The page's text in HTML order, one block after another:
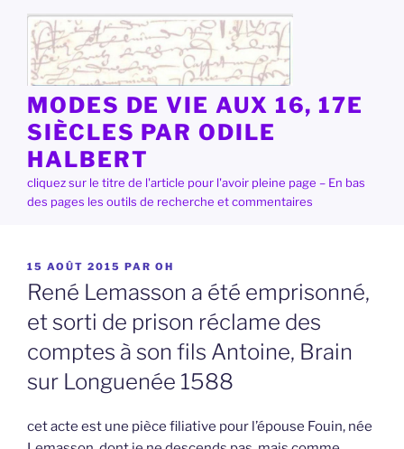
contenu
principal
MODES DE VIE AUX 16, 17E
SIÈCLES PAR ODILE
HALBERT
cliquez sur le titre de l'article pour l'avoir pleine page – En bas
des pages les outils de recherche et commentaires
PUBLIÉ
LE
15 AOÛT 2015 PAR OH
René Lemasson a été emprisonné,
et sorti de prison réclame des
comptes à son fils Antoine, Brain
sur Longuenée 1588
cet acte est une pièce filiative pour l’épouse Fouin, née